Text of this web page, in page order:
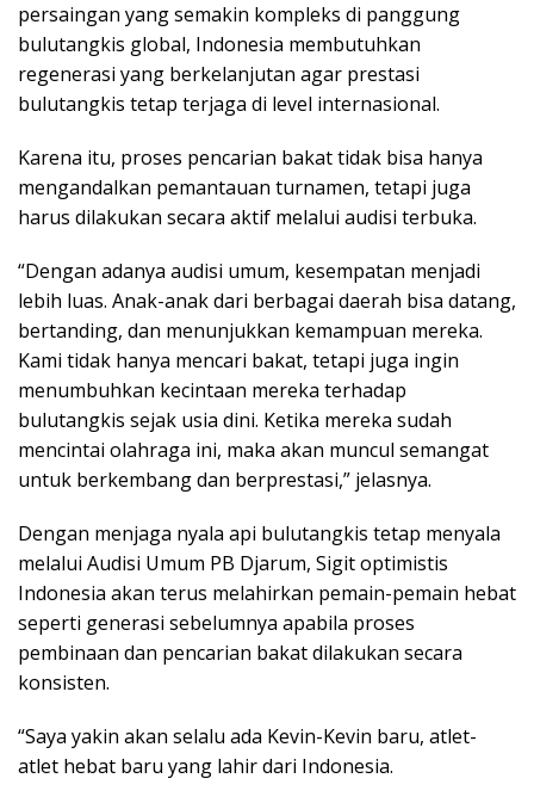
persaingan yang semakin kompleks di panggung
bulutangkis global, Indonesia membutuhkan
regenerasi yang berkelanjutan agar prestasi
bulutangkis tetap terjaga di level internasional.
Karena itu, proses pencarian bakat tidak bisa hanya
mengandalkan pemantauan turnamen, tetapi juga
harus dilakukan secara aktif melalui audisi terbuka.
“Dengan adanya audisi umum, kesempatan menjadi
lebih luas. Anak-anak dari berbagai daerah bisa datang,
bertanding, dan menunjukkan kemampuan mereka.
Kami tidak hanya mencari bakat, tetapi juga ingin
menumbuhkan kecintaan mereka terhadap
bulutangkis sejak usia dini. Ketika mereka sudah
mencintai olahraga ini, maka akan muncul semangat
untuk berkembang dan berprestasi,” jelasnya.
Dengan menjaga nyala api bulutangkis tetap menyala
melalui Audisi Umum PB Djarum, Sigit optimistis
Indonesia akan terus melahirkan pemain-pemain hebat
seperti generasi sebelumnya apabila proses
pembinaan dan pencarian bakat dilakukan secara
konsisten.
“Saya yakin akan selalu ada Kevin-Kevin baru, atlet-
atlet hebat baru yang lahir dari Indonesia.